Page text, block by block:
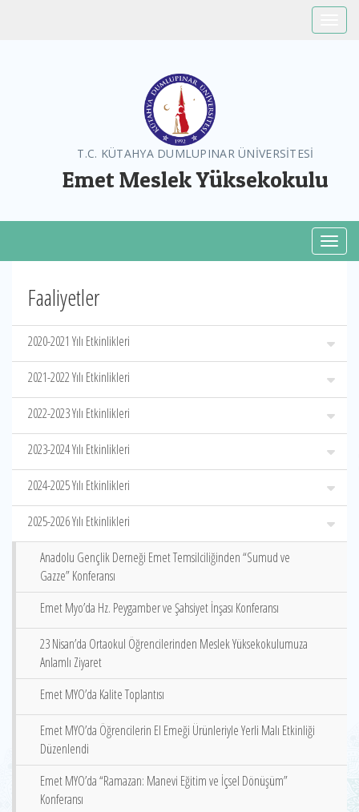
T.C. KÜTAHYA DUMLUPINAR ÜNİVERSİTESİ
Emet Meslek Yüksekokulu
Faaliyetler
2020-2021 Yılı Etkinlikleri
2021-2022 Yılı Etkinlikleri
2022-2023 Yılı Etkinlikleri
2023-2024 Yılı Etkinlikleri
2024-2025 Yılı Etkinlikleri
2025-2026 Yılı Etkinlikleri
Anadolu Gençlik Derneği Emet Temsilciliğinden “Sumud ve
Gazze” Konferansı
Emet Myo’da Hz. Peygamber ve Şahsiyet İnşası Konferansı
23 Nisan’da Ortaokul Öğrencilerinden Meslek Yüksekokulumuza
Anlamlı Ziyaret
Emet MYO’da Kalite Toplantısı
Emet MYO’da Öğrencilerin El Emeği Ürünleriyle Yerli Malı Etkinliği
Düzenlendi
Emet MYO’da “Ramazan: Manevi Eğitim ve İçsel Dönüşüm”
Konferansı